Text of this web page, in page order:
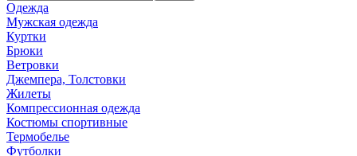
Одежда
Мужская одежда
Куртки
Брюки
Ветровки
Джемпера, Толстовки
Жилеты
Компрессионная одежда
Костюмы спортивные
Термобелье
Футболки